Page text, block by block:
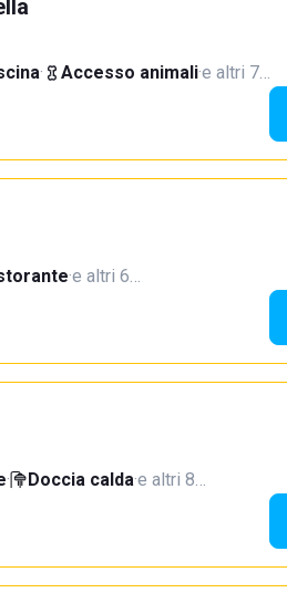
· Accesso animali·e altri 7…
·e altri 6…
· Doccia calda·e altri 8…